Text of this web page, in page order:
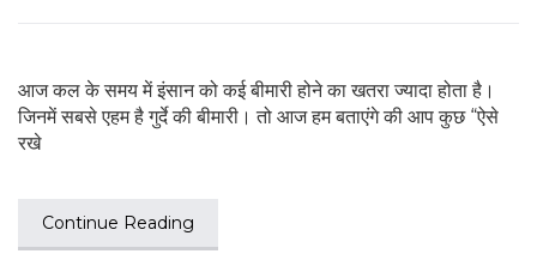
आज कल के समय में इंसान को कई बीमारी होने का खतरा ज्यादा होता है।
जिनमें सबसे एहम है गुर्दे की बीमारी। तो आज हम बताएंगे की आप कुछ “ऐसे
रखे
Continue Reading